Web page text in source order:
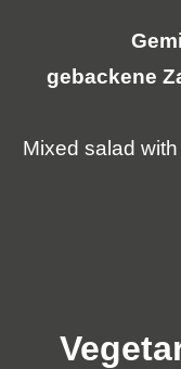
gebackene
Mixed salad